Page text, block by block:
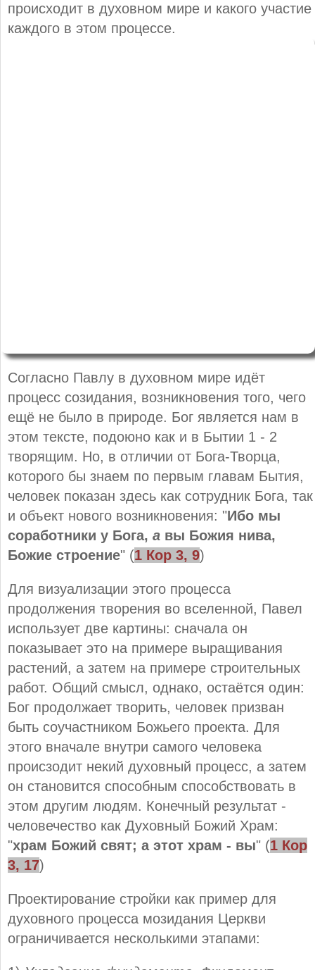
происходит в духовном мире и какого участие
каждого в этом процессе.
Согласно Павлу в духовном мире идёт
процесс созидания, возникновения того, чего
ещё не было в природе. Бог является нам в
этом тексте, подоюно как и в Бытии 1 - 2
творящим. Но, в отличии от Бога-Творца,
которого бы знаем по первым главам Бытия,
человек показан здесь как сотрудник Бога, так
и объект нового возникновения: "Ибо мы
соработники у Бога, а вы Божия нива,
Божие строение" (1 Кор 3, 9)
Для визуализации этого процесса
продолжения творения во вселенной, Павел
использует две картины: сначала он
показывает это на примере выращивания
растений, а затем на примере строительных
работ. Общий смысл, однако, остаётся один:
Бог продолжает творить, человек призван
быть соучастником Божьего проекта. Для
этого вначале внутри самого человека
происзодит некий духовный процесс, а затем
он становится способным способствовать в
этом другим людям. Конечный результат -
человечество как Духовный Божий Храм:
"храм Божий свят; а этот храм - вы" (1 Кор
3, 17)
Проектирование стройки как пример для
духовного процесса мозидания Церкви
ограничивается несколькими этапами: